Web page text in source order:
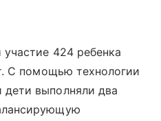
участие 424 ребенка
С помощью технологии
дети выполняли два